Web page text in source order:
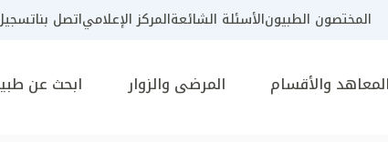
المختصون الطبيونالأسئلة الشائعةالمركز الإعلامياتصل بنا
المعاهد والأقسام المرضى والزوار ابحث عن